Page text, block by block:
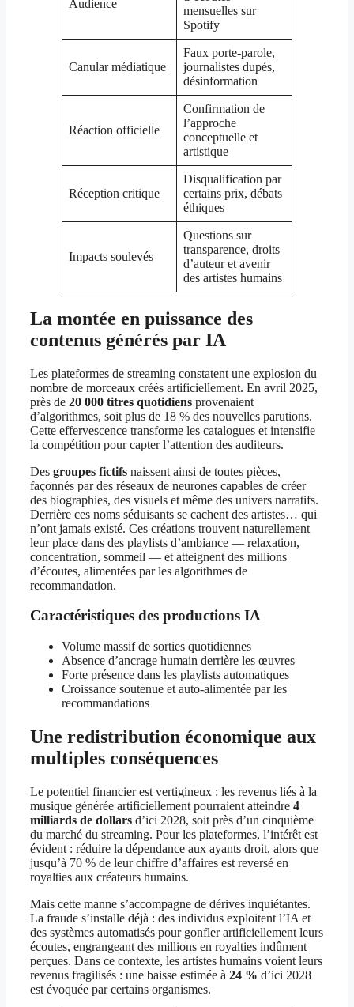
Audience
mensuelles sur
Spotify
Canular médiatique
Faux porte-parole,
journalistes dupés,
désinformation
Réaction officielle
Confirmation de
l’approche
conceptuelle et
artistique
Réception critique
Disqualification par
certains prix, débats
éthiques
Impacts soulevés
Questions sur
transparence, droits
d’auteur et avenir
des artistes humains
La montée en puissance des
contenus générés par IA
Les plateformes de streaming constatent une explosion du
nombre de morceaux créés artificiellement. En avril 2025,
près de 20 000 titres quotidiens provenaient
d’algorithmes, soit plus de 18 % des nouvelles parutions.
Cette effervescence transforme les catalogues et intensifie
la compétition pour capter l’attention des auditeurs.
Des groupes fictifs naissent ainsi de toutes pièces,
façonnés par des réseaux de neurones capables de créer
des biographies, des visuels et même des univers narratifs.
Derrière ces noms séduisants se cachent des artistes… qui
n’ont jamais existé. Ces créations trouvent naturellement
leur place dans des playlists d’ambiance — relaxation,
concentration, sommeil — et atteignent des millions
d’écoutes, alimentées par les algorithmes de
recommandation.
Caractéristiques des productions IA
Volume massif de sorties quotidiennes
Absence d’ancrage humain derrière les œuvres
Forte présence dans les playlists automatiques
Croissance soutenue et auto-alimentée par les
recommandations
Une redistribution économique aux
multiples conséquences
Le potentiel financier est vertigineux : les revenus liés à la
musique générée artificiellement pourraient atteindre 4
milliards de dollars d’ici 2028, soit près d’un cinquième
du marché du streaming. Pour les plateformes, l’intérêt est
évident : réduire la dépendance aux ayants droit, alors que
jusqu’à 70 % de leur chiffre d’affaires est reversé en
royalties aux créateurs humains.
Mais cette manne s’accompagne de dérives inquiétantes.
La fraude s’installe déjà : des individus exploitent l’IA et
des systèmes automatisés pour gonfler artificiellement leurs
écoutes, engrangeant des millions en royalties indûment
perçues. Dans ce contexte, les artistes humains voient leurs
revenus fragilisés : une baisse estimée à 24 % d’ici 2028
est évoquée par certains organismes.